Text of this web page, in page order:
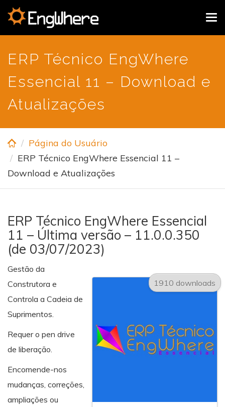
Skip
main
content
ERP Técnico EngWhere
Essencial 11 – Download e
Atualizações
Página do Usuário
ERP Técnico EngWhere Essencial 11 –
Download e Atualizações
ERP Técnico EngWhere Essencial
11 – Última versão – 11.0.0.350
(de 03/07/2023)
1910 downloads
Gestão da
Construtora e
Controla a Cadeia de
Suprimentos.
Requer o pen drive
de liberação.
Encomende-nos
mudanças, correções,
ampliações ou